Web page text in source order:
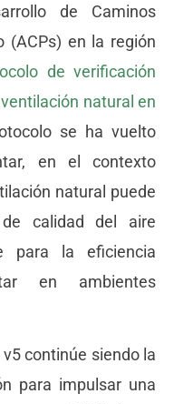
de Caminos
(ACPs) en la región
de verificación
natural en
se ha vuelto
en el contexto
natural puede
calidad del aire
para la eficiencia
en ambientes
continúe siendo la
para impulsar una